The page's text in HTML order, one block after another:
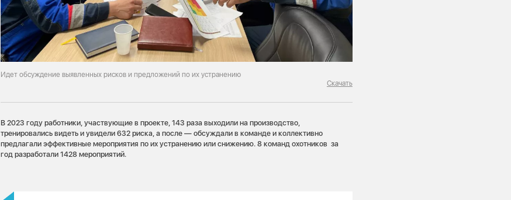
Идет обсуждение выявленных рисков и предложений по их устранению
Скачать
В 2023 году работники, участвующие в проекте, 143 раза выходили на производство,
тренировались видеть и увидели 632 риска, а после — обсуждали в команде и коллективно
предлагали эффективные мероприятия по их устранению или снижению. 8 команд охотников за
год разработали 1428 мероприятий.